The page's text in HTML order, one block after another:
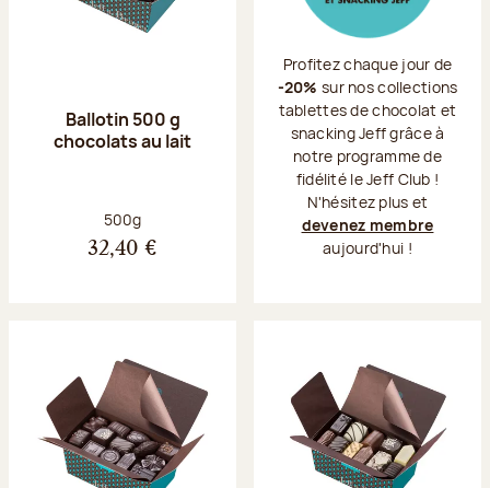
Ballotin 500 g
chocolats au lait
Poids net :
500g
32,40 €
Profitez chaque jour de
-20% sur nos collections
tablettes de chocolat et
snacking Jeff grâce à
notre programme de
fidélité le Jeff Club !
N'hésitez plus et
devenez membre
aujourd'hui !